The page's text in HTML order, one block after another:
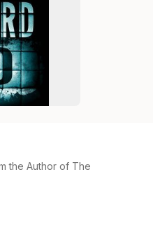
the Author of The